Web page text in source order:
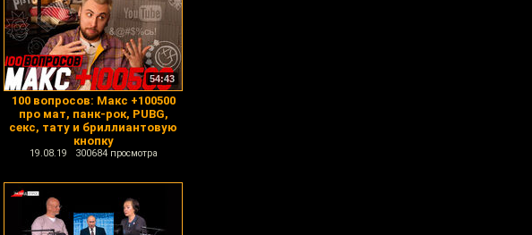
54:43
100 вопросов: Макс +100500
про мат, панк-рок, PUBG,
секс, тату и бриллиантовую
кнопку
19.08.19 300684 просмотра